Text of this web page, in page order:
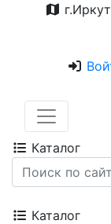
Каталог
Каталог